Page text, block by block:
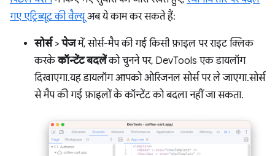
गए एट्रिब्यूट की वैल्यूअब ये काम कर सकते हैं:
सोर्स>पेजमें, सोर्स-मैप की गई किसी फ़ाइल पर राइट क्लिक
करकेकॉन्टेंट बदलेंको चुनने पर, DevTools एक डायलॉग
दिखाएगा. यह डायलॉग आपको ओरिजनल सोर्स पर ले जाएगा. सोर्स
से मैप की गई फ़ाइलों के कॉन्टेंट को बदला नहीं जा सकता.